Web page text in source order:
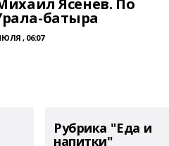
Ясенев. По
батыра
, 06:07
Рубрика "Еда и
напитки"